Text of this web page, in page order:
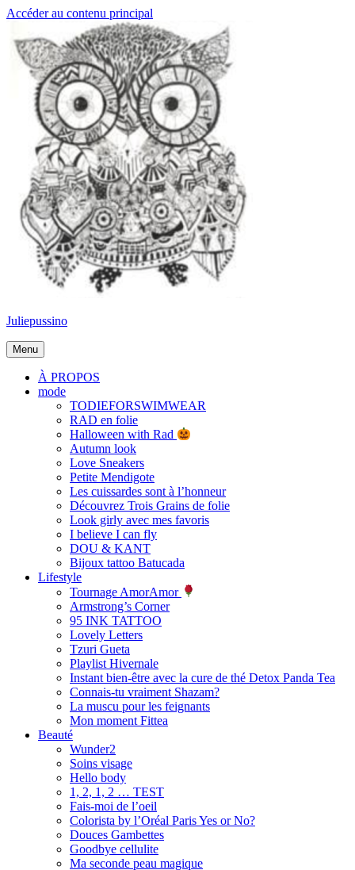
Accéder au contenu principal
Juliepussino
Menu
À PROPOS
mode
TODIEFORSWIMWEAR
RAD en folie
Halloween with Rad
Autumn look
Love Sneakers
Petite Mendigote
Les cuissardes sont à l’honneur
Découvrez Trois Grains de folie
Look girly avec mes favoris
I believe I can fly
DOU & KANT
Bijoux tattoo Batucada
Lifestyle
Tournage AmorAmor
Armstrong’s Corner
95 INK TATTOO
Lovely Letters
Tzuri Gueta
Playlist Hivernale
Instant bien-être avec la cure de thé Detox Panda Tea
Connais-tu vraiment Shazam?
La muscu pour les feignants
Mon moment Fittea
Beauté
Wunder2
Soins visage
Hello body
1, 2, 1, 2 … TEST
Fais-moi de l’oeil
Colorista by l’Oréal Paris Yes or No?
Douces Gambettes
Goodbye cellulite
Ma seconde peau magique